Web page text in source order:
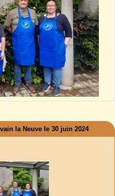
la Neuve le 30 juin 2024